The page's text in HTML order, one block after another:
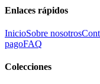
Enlaces rápidos
InicioSobre nosotros
pagoFAQ
Colecciones